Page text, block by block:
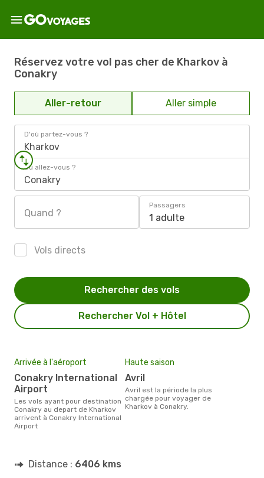
Réservez votre vol pas cher de Kharkov à
Conakry
Aller-retour Aller simple
D'où partez-vous ?
Kharkov
Où allez-vous ?
Conakry
Quand ?
Passagers
1 adulte
Vols directs
Rechercher Vol + Hôtel
Rechercher des vols
Arrivée à l'aéroport
Conakry International
Airport
Les vols ayant pour destination
Conakry au depart de Kharkov
arrivent à Conakry International
Airport
Haute saison
avril
avril est la période la plus
chargée pour voyager de
Kharkov à Conakry.
Distance : 6406 kms